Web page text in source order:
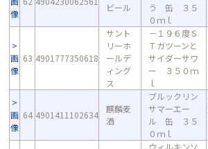
像
ビール
う 缶 ３５
０ｍｌ
画
像
63 4901777350618
サント
リーホ
ールデ
ィング
ス
－１９６度Ｓ
Ｔガツーンと
サイダーサワ
ー ３５０ｍ
ｌ
画
像
64 4901411102634
麒麟麦
酒
ブルックリン
サマーエー
ル 缶 ３５
０ｍｌ
ウィルキンソ